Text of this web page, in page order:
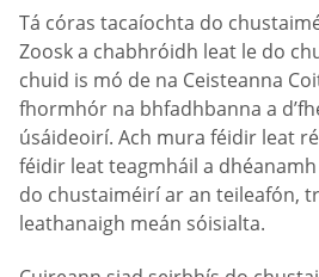
Tá córas tacaíochta do
Zoosk a chabhróidh leat le do
chuid is mó de na Ceisteanna
fhormhór na bhfadhbanna a
úsáideoirí. Ach mura féidir leat
féidir leat teagmháil a
do chustaiméirí ar an teileafón,
leathanaigh meán sóisialta.